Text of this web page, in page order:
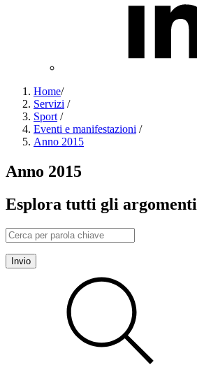
Home/
Servizi /
Sport /
Eventi e manifestazioni /
Anno 2015
Anno 2015
Esplora tutti gli argomenti
Invio